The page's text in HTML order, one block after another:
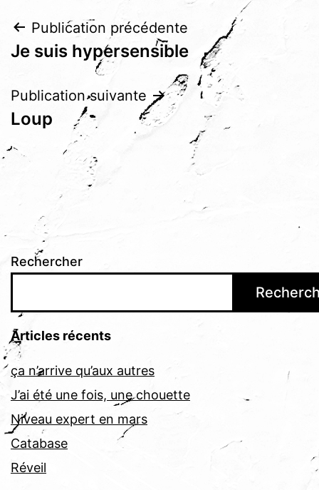
Navigation
de
l’article
Publication précédente
Je suis hypersensible
Publication suivante
Loup
Rechercher
Articles récents
ça n’arrive qu’aux autres
J’ai été une fois, une chouette
Niveau expert en mars
Catabase
Réveil